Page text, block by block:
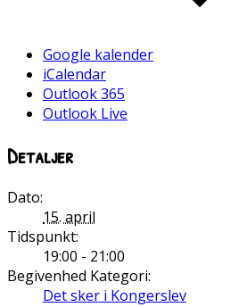
Google kalender
iCalendar
Outlook 365
Outlook Live
Detaljer
Dato:
15. april
Tidspunkt:
19:00 - 21:00
Begivenhed Kategori:
Det sker i Kongerslev